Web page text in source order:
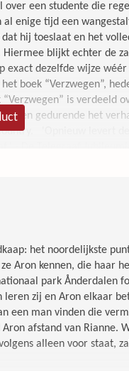
over een studente die
al enige tijd een
hij toeslaat en het
blijkt echter de
exact dezelfde wijze wéér
boek “Verzwegen”,
is verdeeld
en gedurende het
'Opnieuw levert de
houdt zich schuil
er een jonge vrouw op
zijn vervaagd, getuigen
op zijn volgende
nagelbijtend spannend
OPZIJ Magazine 'Heden
onopgesmukte
Lady' in thrillerland.' -
het noordelijkste
Aron kennen, die haar
park Ånderdalen
leren zij en Aron elkaar
een man vinden die
afstand van Rianne.
alleen voor staat,